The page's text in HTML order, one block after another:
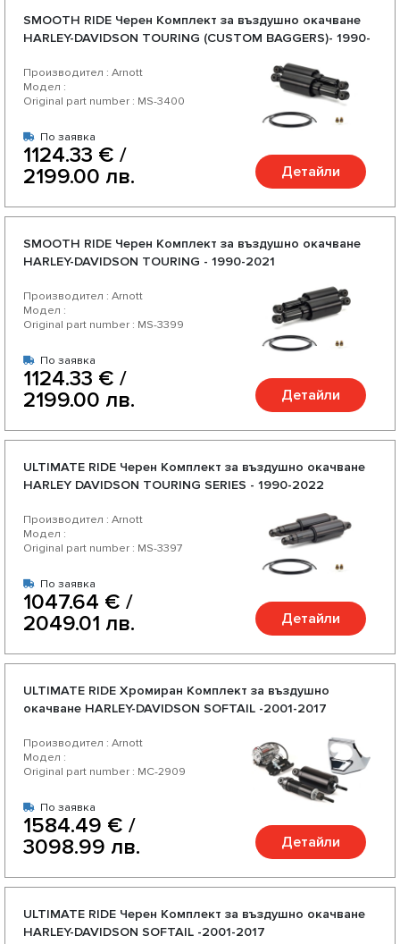
SMOOTH RIDE Черен Комплект за въздушно окачване
HARLEY-DAVIDSON TOURING (CUSTOM BAGGERS)- 1990-
Производител : Arnott
Модел :
Original part number : MS-3400
По заявка
1124.33 € /
2199.00 лв.
Детайли
SMOOTH RIDE Черен Комплект за въздушно окачване
HARLEY-DAVIDSON TOURING - 1990-2021
Производител : Arnott
Модел :
Original part number : MS-3399
По заявка
1124.33 € /
2199.00 лв.
Детайли
ULTIMATE RIDE Черен Комплект за въздушно окачване
HARLEY DAVIDSON TOURING SERIES - 1990-2022
Производител : Arnott
Модел :
Original part number : MS-3397
По заявка
1047.64 € /
2049.01 лв.
Детайли
ULTIMATE RIDE Хромиран Комплект за въздушно
окачване HARLEY-DAVIDSON SOFTAIL -2001-2017
Производител : Arnott
Модел :
Original part number : MC-2909
По заявка
1584.49 € /
3098.99 лв.
Детайли
ULTIMATE RIDE Черен Комплект за въздушно окачване
HARLEY-DAVIDSON SOFTAIL -2001-2017